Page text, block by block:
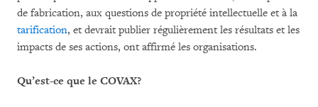
de fabrication, aux questions de propriété intellectuelle et à la
tarification, et devrait publier régulièrement les résultats et les
impacts de ses actions, ont affirmé les organisations.
Qu’est-ce que le COVAX?